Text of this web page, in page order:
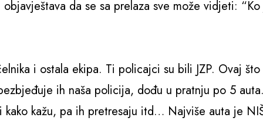
da se sa prelaza sve može vidjeti:
i ostala ekipa. Ti policajci su bili JZP. Ovaj što
ih naša policija, dođu u pratnju po 5
kažu, pa ih pretresaju itd… Najviše auta je